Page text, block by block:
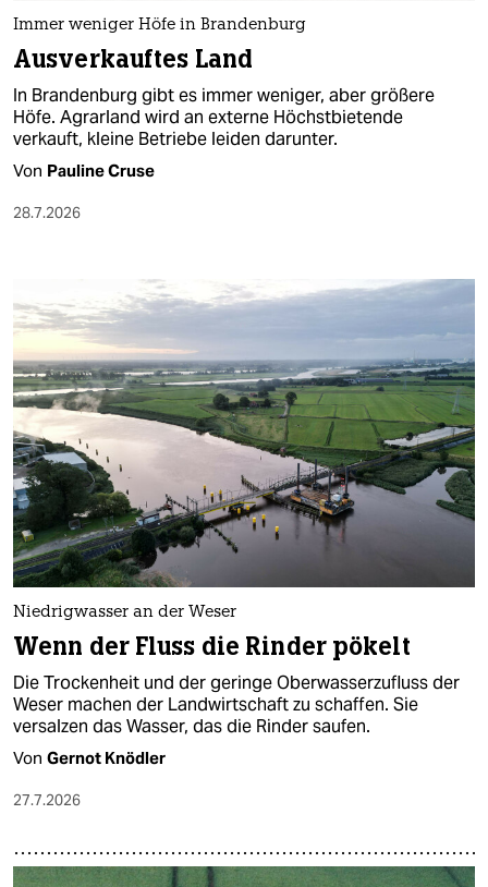
Immer weniger Höfe in Brandenburg
Ausverkauftes Land
In Brandenburg gibt es immer weniger, aber größere
Höfe. Agrarland wird an externe Höchstbietende
verkauft, kleine Betriebe leiden darunter.
Von Pauline Cruse
28.7.2026
Niedrigwasser an der Weser
Wenn der Fluss die Rinder pökelt
Die Trockenheit und der geringe Oberwasserzufluss der
Weser machen der Landwirtschaft zu schaffen. Sie
versalzen das Wasser, das die Rinder saufen.
Von Gernot Knödler
27.7.2026